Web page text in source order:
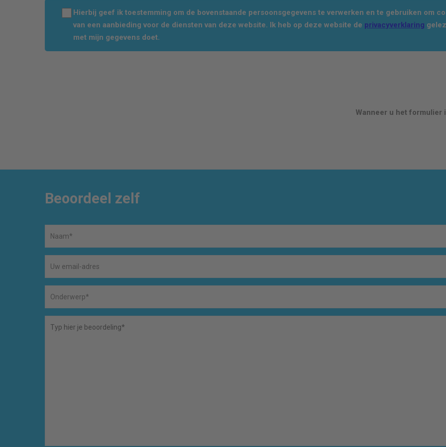
Hierbij geef ik toestemming om de bovenstaande persoonsgegevens te verwerken en te gebruiken om
van een aanbieding voor de diensten van deze website. Ik heb op deze website de privacyverklaring
met mijn gegevens doet.
Wanneer u het formulier
Beoordeel zelf